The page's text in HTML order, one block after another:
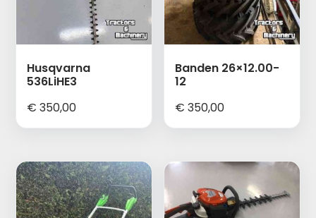
Husqvarna
536LiHE3
€ 350,00
Banden 26×12.00-
12
€ 350,00